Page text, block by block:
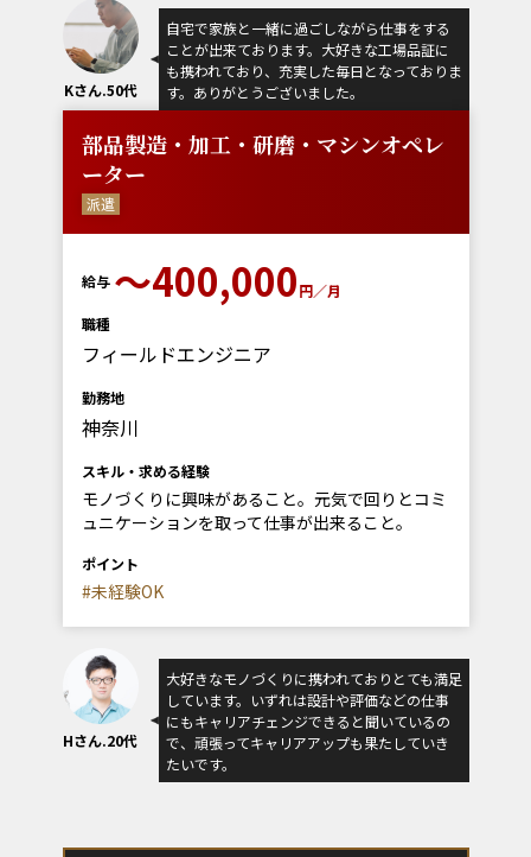
Kさん.50代
自宅で家族と一緒に過ごしながら仕事をする
ことが出来ております。大好きな工場品証に
も携われており、充実した毎日となっておりま
す。ありがとうございました。
部品製造・加工・研磨・マシンオペレ
ーター
派遣
給与 〜400,000円／月
職種
フィールドエンジニア
勤務地
神奈川
スキル・求める経験
モノづくりに興味があること。元気で回りとコミ
ュニケーションを取って仕事が出来ること。
ポイント
#未経験OK
Hさん.20代
大好きなモノづくりに携われておりとても満足
しています。いずれは設計や評価などの仕事
にもキャリアチェンジできると聞いているの
で、頑張ってキャリアアップも果たしていき
たいです。